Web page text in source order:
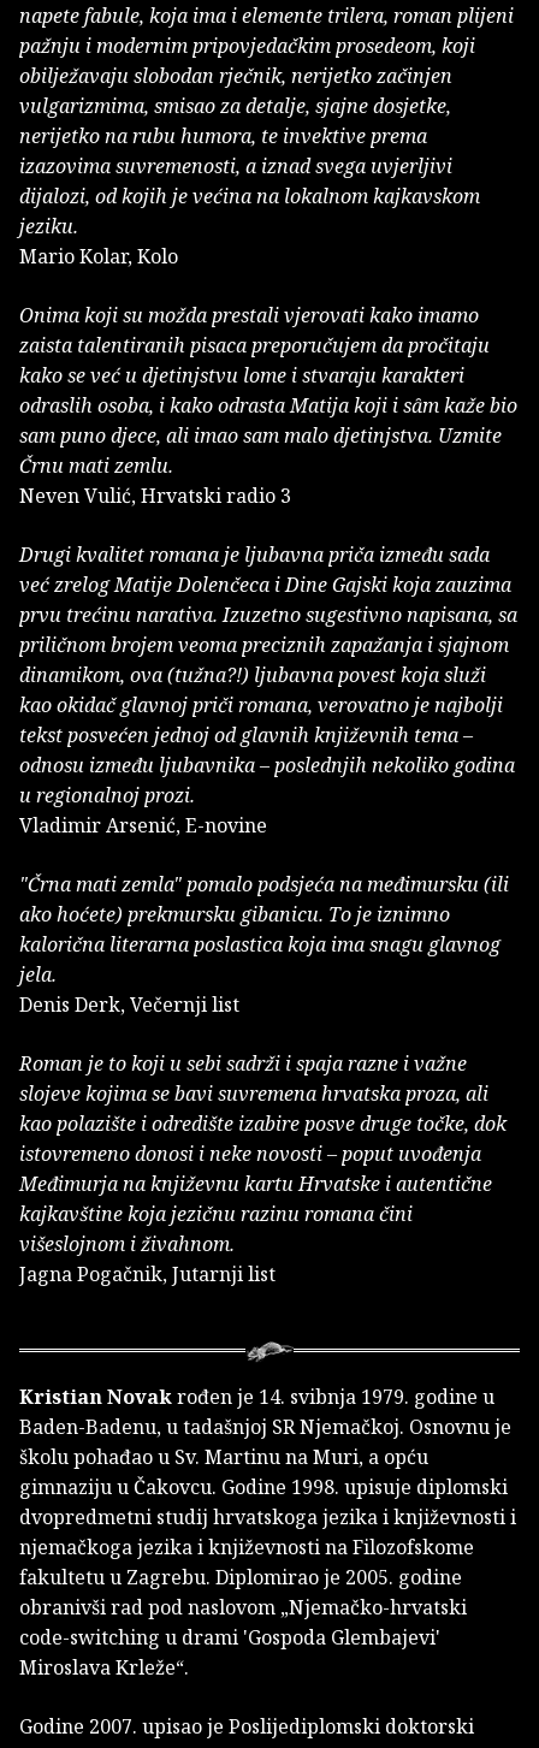
napete fabule, koja ima i elemente trilera, roman plijeni
pažnju i modernim pripovjedačkim prosedeom, koji
obilježavaju slobodan rječnik, nerijetko začinjen
vulgarizmima, smisao za detalje, sjajne dosjetke,
nerijetko na rubu humora, te invektive prema
izazovima suvremenosti, a iznad svega uvjerljivi
dijalozi, od kojih je većina na lokalnom kajkavskom
jeziku.
Mario Kolar, Kolo
Onima koji su možda prestali vjerovati kako imamo
zaista talentiranih pisaca preporučujem da pročitaju
kako se već u djetinjstvu lome i stvaraju karakteri
odraslih osoba, i kako odrasta Matija koji i sȃm kaže bio
sam puno djece, ali imao sam malo djetinjstva. Uzmite
Črnu mati zemlu.
Neven Vulić, Hrvatski radio 3
Drugi kvalitet romana je ljubavna priča između sada
već zrelog Matije Dolenčeca i Dine Gajski koja zauzima
prvu trećinu narativa. Izuzetno sugestivno napisana, sa
priličnom brojem veoma preciznih zapažanja i sjajnom
dinamikom, ova (tužna?!) ljubavna povest koja služi
kao okidač glavnoj priči romana, verovatno je najbolji
tekst posvećen jednoj od glavnih književnih tema –
odnosu između ljubavnika – poslednjih nekoliko godina
u regionalnoj prozi.
Vladimir Arsenić, E-novine
"Črna mati zemla" pomalo podsjeća na međimursku (ili
ako hoćete) prekmursku gibanicu. To je iznimno
kalorična literarna poslastica koja ima snagu glavnog
jela.
Denis Derk, Večernji list
Roman je to koji u sebi sadrži i spaja razne i važne
slojeve kojima se bavi suvremena hrvatska proza, ali
kao polazište i odredište izabire posve druge točke, dok
istovremeno donosi i neke novosti – poput uvođenja
Međimurja na književnu kartu Hrvatske i autentične
kajkavštine koja jezičnu razinu romana čini
višeslojnom i živahnom.
Jagna Pogačnik, Jutarnji list
Kristian Novakrođen je 14. svibnja 1979. godine u
Baden-Badenu, u tadašnjoj SR Njemačkoj. Osnovnu je
školu pohađao u Sv. Martinu na Muri, a opću
gimnaziju u Čakovcu. Godine 1998. upisuje diplomski
dvopredmetni studij hrvatskoga jezika i književnosti i
njemačkoga jezika i književnosti na Filozofskome
fakultetu u Zagrebu. Diplomirao je 2005. godine
obranivši rad pod naslovom „Njemačko-hrvatski
code-switching u drami 'Gospoda Glembajevi'
Miroslava Krleže“.
Godine 2007. upisao je Poslijediplomski doktorski